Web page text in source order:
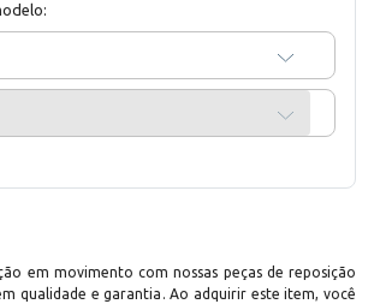
em movimento com nossas peças de reposição
qualidade e garantia. Ao adquirir este item, você